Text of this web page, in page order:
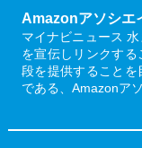
Amazonアソシエ
マイナビニュース
を宣伝しリンクす
段を提供することを
である、Amazonア